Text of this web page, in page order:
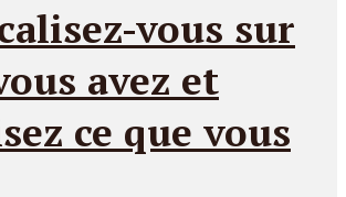
vous sur
avez et
ce que vous